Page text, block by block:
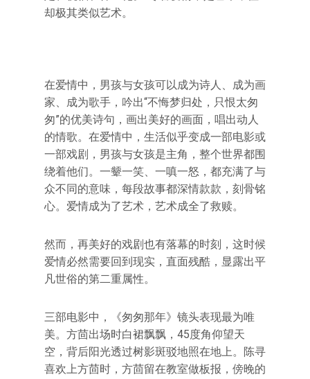
却极其类似艺术。
在爱情中，男孩与女孩可以成为诗人、成为画
家、成为歌手，吟出“不悔梦归处，只恨太匆
匆”的优美诗句，画出美好的画面，唱出动人
的情歌。在爱情中，生活似乎变成一部电影或
一部戏剧，男孩与女孩是主角，整个世界都围
绕着他们。一颦一笑、一嗔一怒，都充满了与
众不同的意味，每段故事都深情款款，刻骨铭
心。爱情成为了艺术，艺术成全了救赎。
然而，再美好的戏剧也有落幕的时刻，这时候
爱情必然需要回到现实，直面残酷，显露出平
凡世俗的第二重属性。
三部电影中，《匆匆那年》镜头表现最为唯
美。方茴出场时白裙飘飘，45度角仰望天
空，背后阳光透过树影斑驳地照在地上。陈寻
喜欢上方茴时，方茴留在教室做板报，傍晚的